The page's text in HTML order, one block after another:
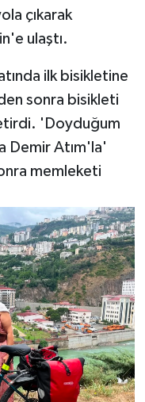
çıkarak
ulaştı.
ilk bisikletine
sonra bisikleti
'Doyduğum
Demir Atım'la'
memleketi